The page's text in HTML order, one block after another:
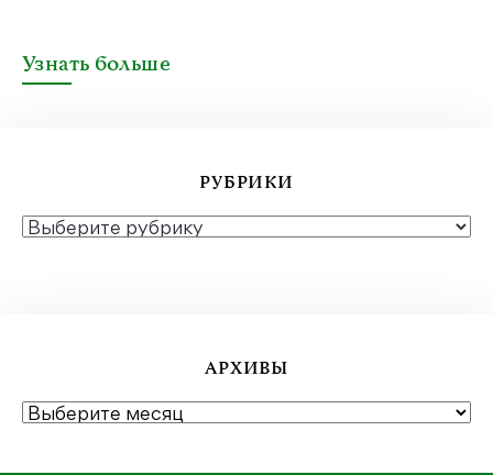
Узнать больше
РУБРИКИ
РУБРИКИ
АРХИВЫ
АРХИВЫ